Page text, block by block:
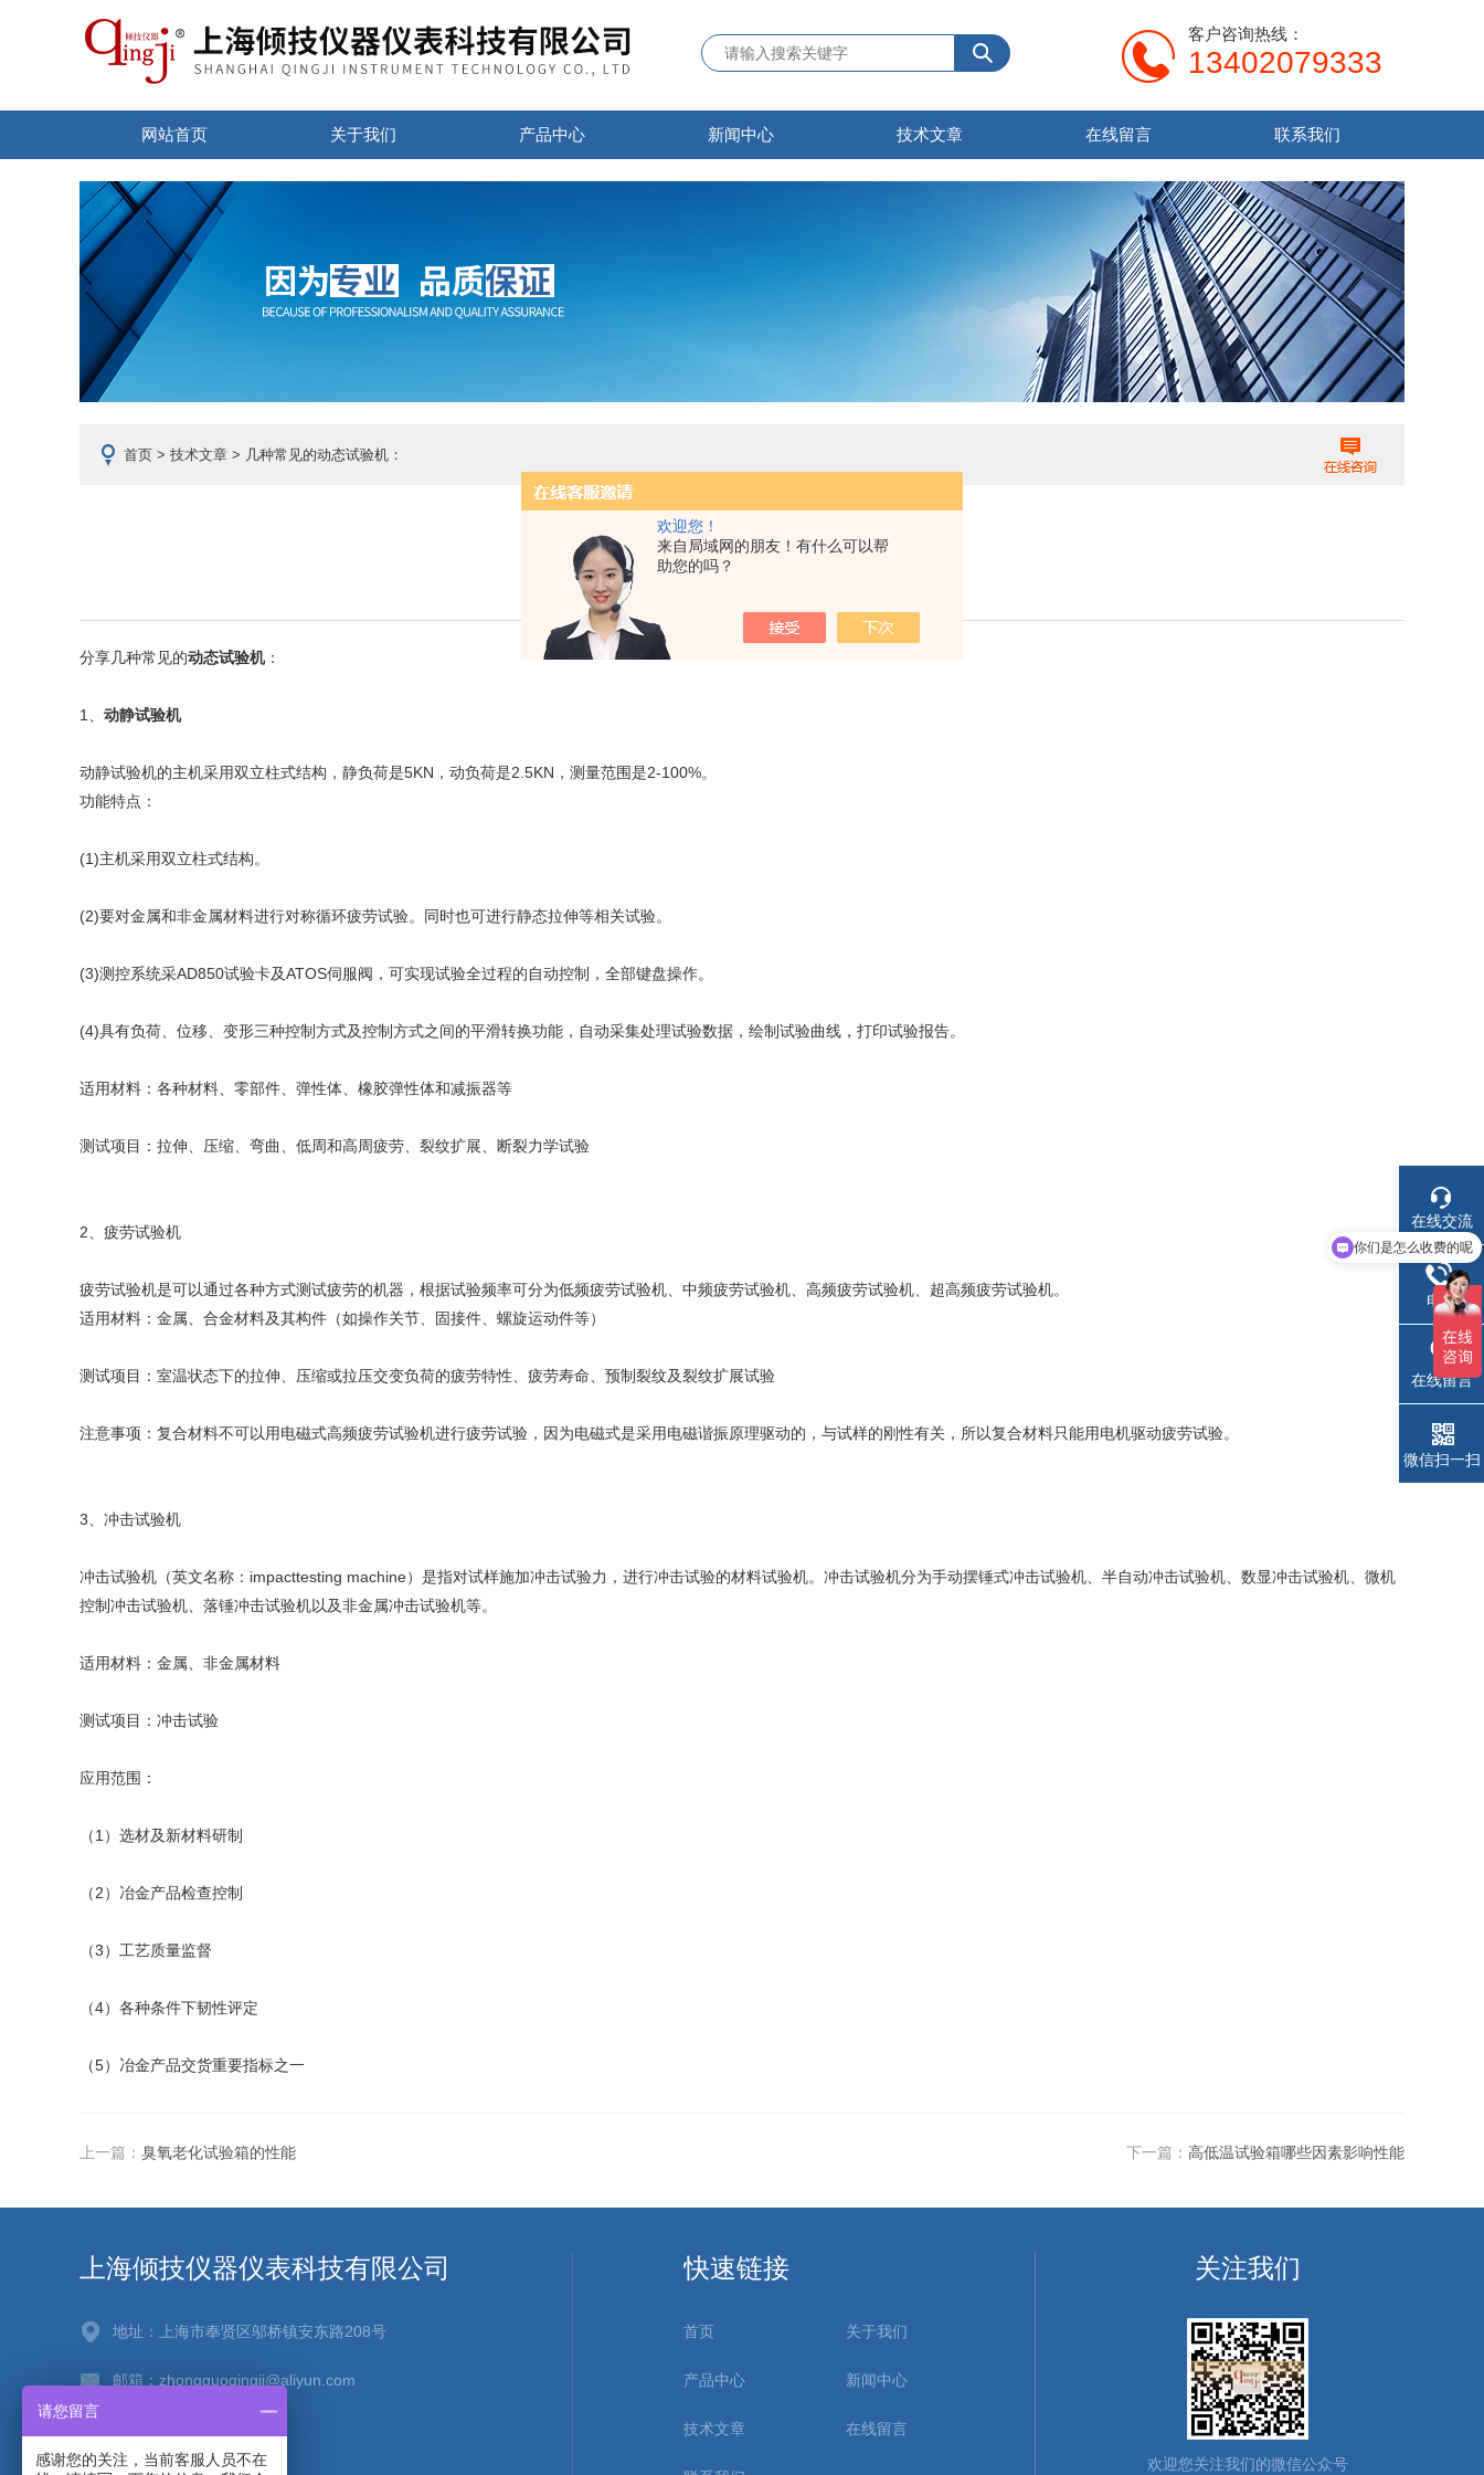
欢迎您！
来自局域网的朋友！有什么可以帮
助您的吗？
客户咨询热线：
13402079333
网站首页 关于我们 产品中心 新闻中心 技术文章 在线留言 联系我们
首页 > 技术文章 > 几种常见的动态试验机：
几种常见的动态试验机：
更新时间：2019-11-14
分享几种常见的动态试验机：
1、 动静试验机
动静试验机的主机采用双立柱式结构，静负荷是5KN，动负荷是2.5KN，测量范围是2-100%。
功能特点：
(1)主机采用双立柱式结构。
(2)要对金属和非金属材料进行对称循环疲劳试验。同时也可进行静态拉伸等相关试验。
(3)测控系统采AD850试验卡及ATOS伺服阀，可实现试验全过程的自动控制，全部键盘操作。
(4)具有负荷、位移、变形三种控制方式及控制方式之间的平滑转换功能，自动采集处理试验数据，绘制试验曲线，打印试验报告。
适用材料：各种材料、零部件、弹性体、橡胶弹性体和减振器等
测试项目：拉伸、压缩、弯曲、低周和高周疲劳、裂纹扩展、断裂力学试验
2、疲劳试验机
疲劳试验机是可以通过各种方式测试疲劳的机器，根据试验频率可分为低频疲劳试验机、中频疲劳试验机、高频疲劳试验机、超高频疲劳试验机。
适用材料：金属、合金材料及其构件（如操作关节、固接件、螺旋运动件等）
测试项目：室温状态下的拉伸、压缩或拉压交变负荷的疲劳特性、疲劳寿命、预制裂纹及裂纹扩展试验
注意事项：复合材料不可以用电磁式高频疲劳试验机进行疲劳试验，因为电磁式是采用电磁谐振原理驱动的，与试样的刚性有关，所以复合材料只能用电机驱动疲劳试验。
3、冲击试验机
冲击试验机（英文名称：impacttesting machine）是指对试样施加冲击试验力，进行冲击试验的材料试验机。冲击试验机分为手动摆锤式冲击试验机、半自动冲击试验机、数显冲击试验机、微机
控制冲击试验机、落锤冲击试验机以及非金属冲击试验机等。
适用材料：金属、非金属材料
测试项目：冲击试验
应用范围：
（1）选材及新材料研制
（2）冶金产品检查控制
（3）工艺质量监督
（4）各种条件下韧性评定
（5）冶金产品交货重要指标之一
上一篇： 臭氧老化试验箱的性能 下一篇： 高低温试验箱哪些因素影响性能
上海倾技仪器仪表科技有限公司
地址：上海市奉贤区邬桥镇安东路208号
邮箱：zhongguoqingji@aliyun.com
快速链接
首页 关于我们
产品中心 新闻中心
技术文章 在线留言
关注我们
欢迎您关注我们的微信公众号
在线交流
电话
在线留言
微信扫一扫
你们是怎么收费的呢
请您留言
感谢您的关注，当前客服人员不在